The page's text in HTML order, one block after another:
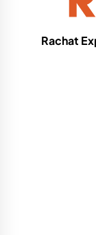
Rachat